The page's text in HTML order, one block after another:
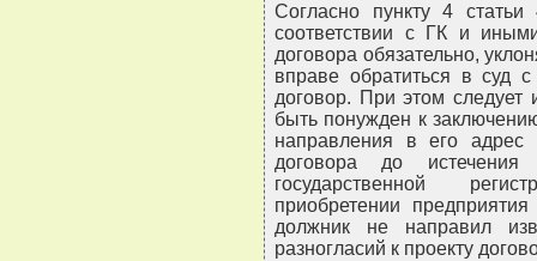
Согласно пункту 4
соответствии с ГК и
договора обязательно,
вправе обратиться в суд
договор. При этом
быть понужден к
направления в его адрес
договора до
государственной
приобретении
должник не направил
разногласий к проекту